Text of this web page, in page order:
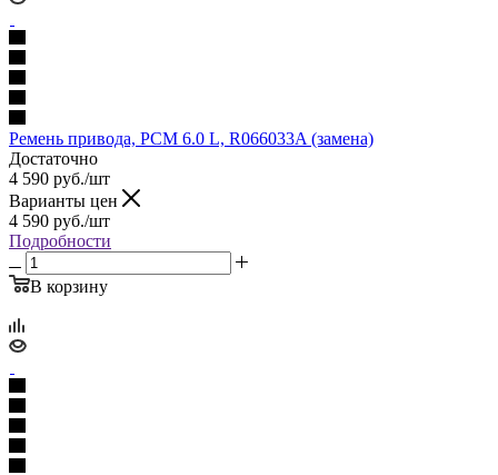
Ремень привода, PCM 6.0 L, R066033A (замена)
Достаточно
4 590 руб./шт
Варианты цен
4 590 руб./шт
Подробности
В корзину